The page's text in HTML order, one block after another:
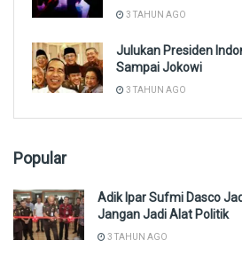
3 TAHUN AGO
Julukan Presiden
Sampai Jokowi
3 TAHUN AGO
Popular
Adik Ipar Sufmi Dasco
Jangan Jadi Alat Politik
3 TAHUN AGO